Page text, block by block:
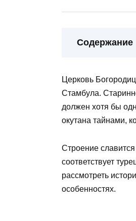
Содержание
Церковь
Стамбула.
должен хотя бы
окутана тайнами,
Строение
соответствует
рассмотреть
особенностях.